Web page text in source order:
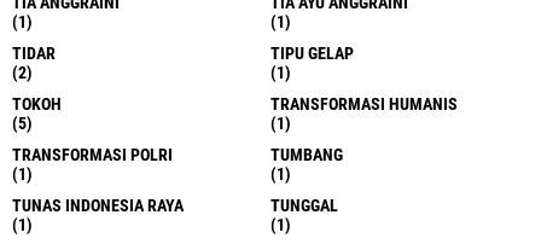
(1)
(1)
TIDAR
(2)
TIPU GELAP
(1)
TOKOH
(5)
TRANSFORMASI HUMANIS
(1)
TRANSFORMASI POLRI
(1)
TUMBANG
(1)
TUNAS INDONESIA RAYA
(1)
TUNGGAL
(1)